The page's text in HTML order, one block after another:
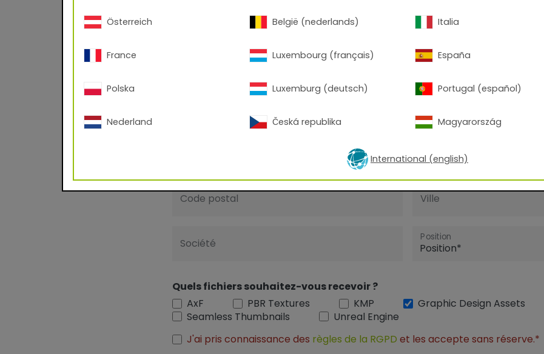
Avez-vous un compte chez nous?
Numéro de téléphone
Code postal Ville
Société Position
Quels fichiers souhaitez-vous recevoir ?
AxF
PBR Textures KMP
Graphic Design Assets
Seamless Thumbnails
Unreal Engine
J'ai pris connaissance des règles de la RGPD et les accepte sans réserve.*
Österreich
France
Polska
Nederland
België (nederlands)
Luxembourg (français)
Luxemburg (deutsch)
Česká republika
Italia
España
Portugal (español)
Magyarország
International (english)